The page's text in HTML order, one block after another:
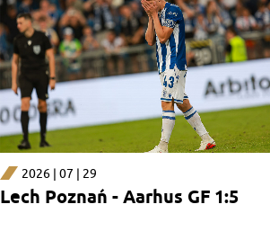
2026 | 07 | 29
Lech Poznań - Aarhus GF 1:5